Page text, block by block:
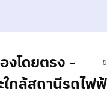
งโดยตรง -
กล้สถานีรถไฟ